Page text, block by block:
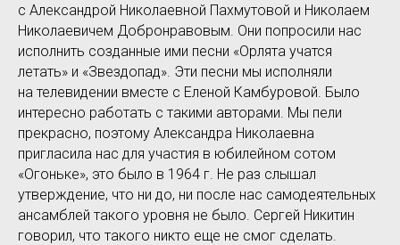
с Александрой Николаевной Пахмутовой и Николаем
Николаевичем Добронравовым. Они попросили нас
исполнить созданные ими песни «Орлята учатся
летать» и «Звездопад». Эти песни мы исполняли
на телевидении вместе с Еленой Камбуровой. Было
интересно работать с такими авторами. Мы пели
прекрасно, поэтому Александра Николаевна
пригласила нас для участия в юбилейном сотом
«Огоньке», это было в 1964 г. Не раз слышал
утверждение, что ни до, ни после нас самодеятельных
ансамблей такого уровня не было. Сергей Никитин
говорил, что такого никто еще не смог сделать.